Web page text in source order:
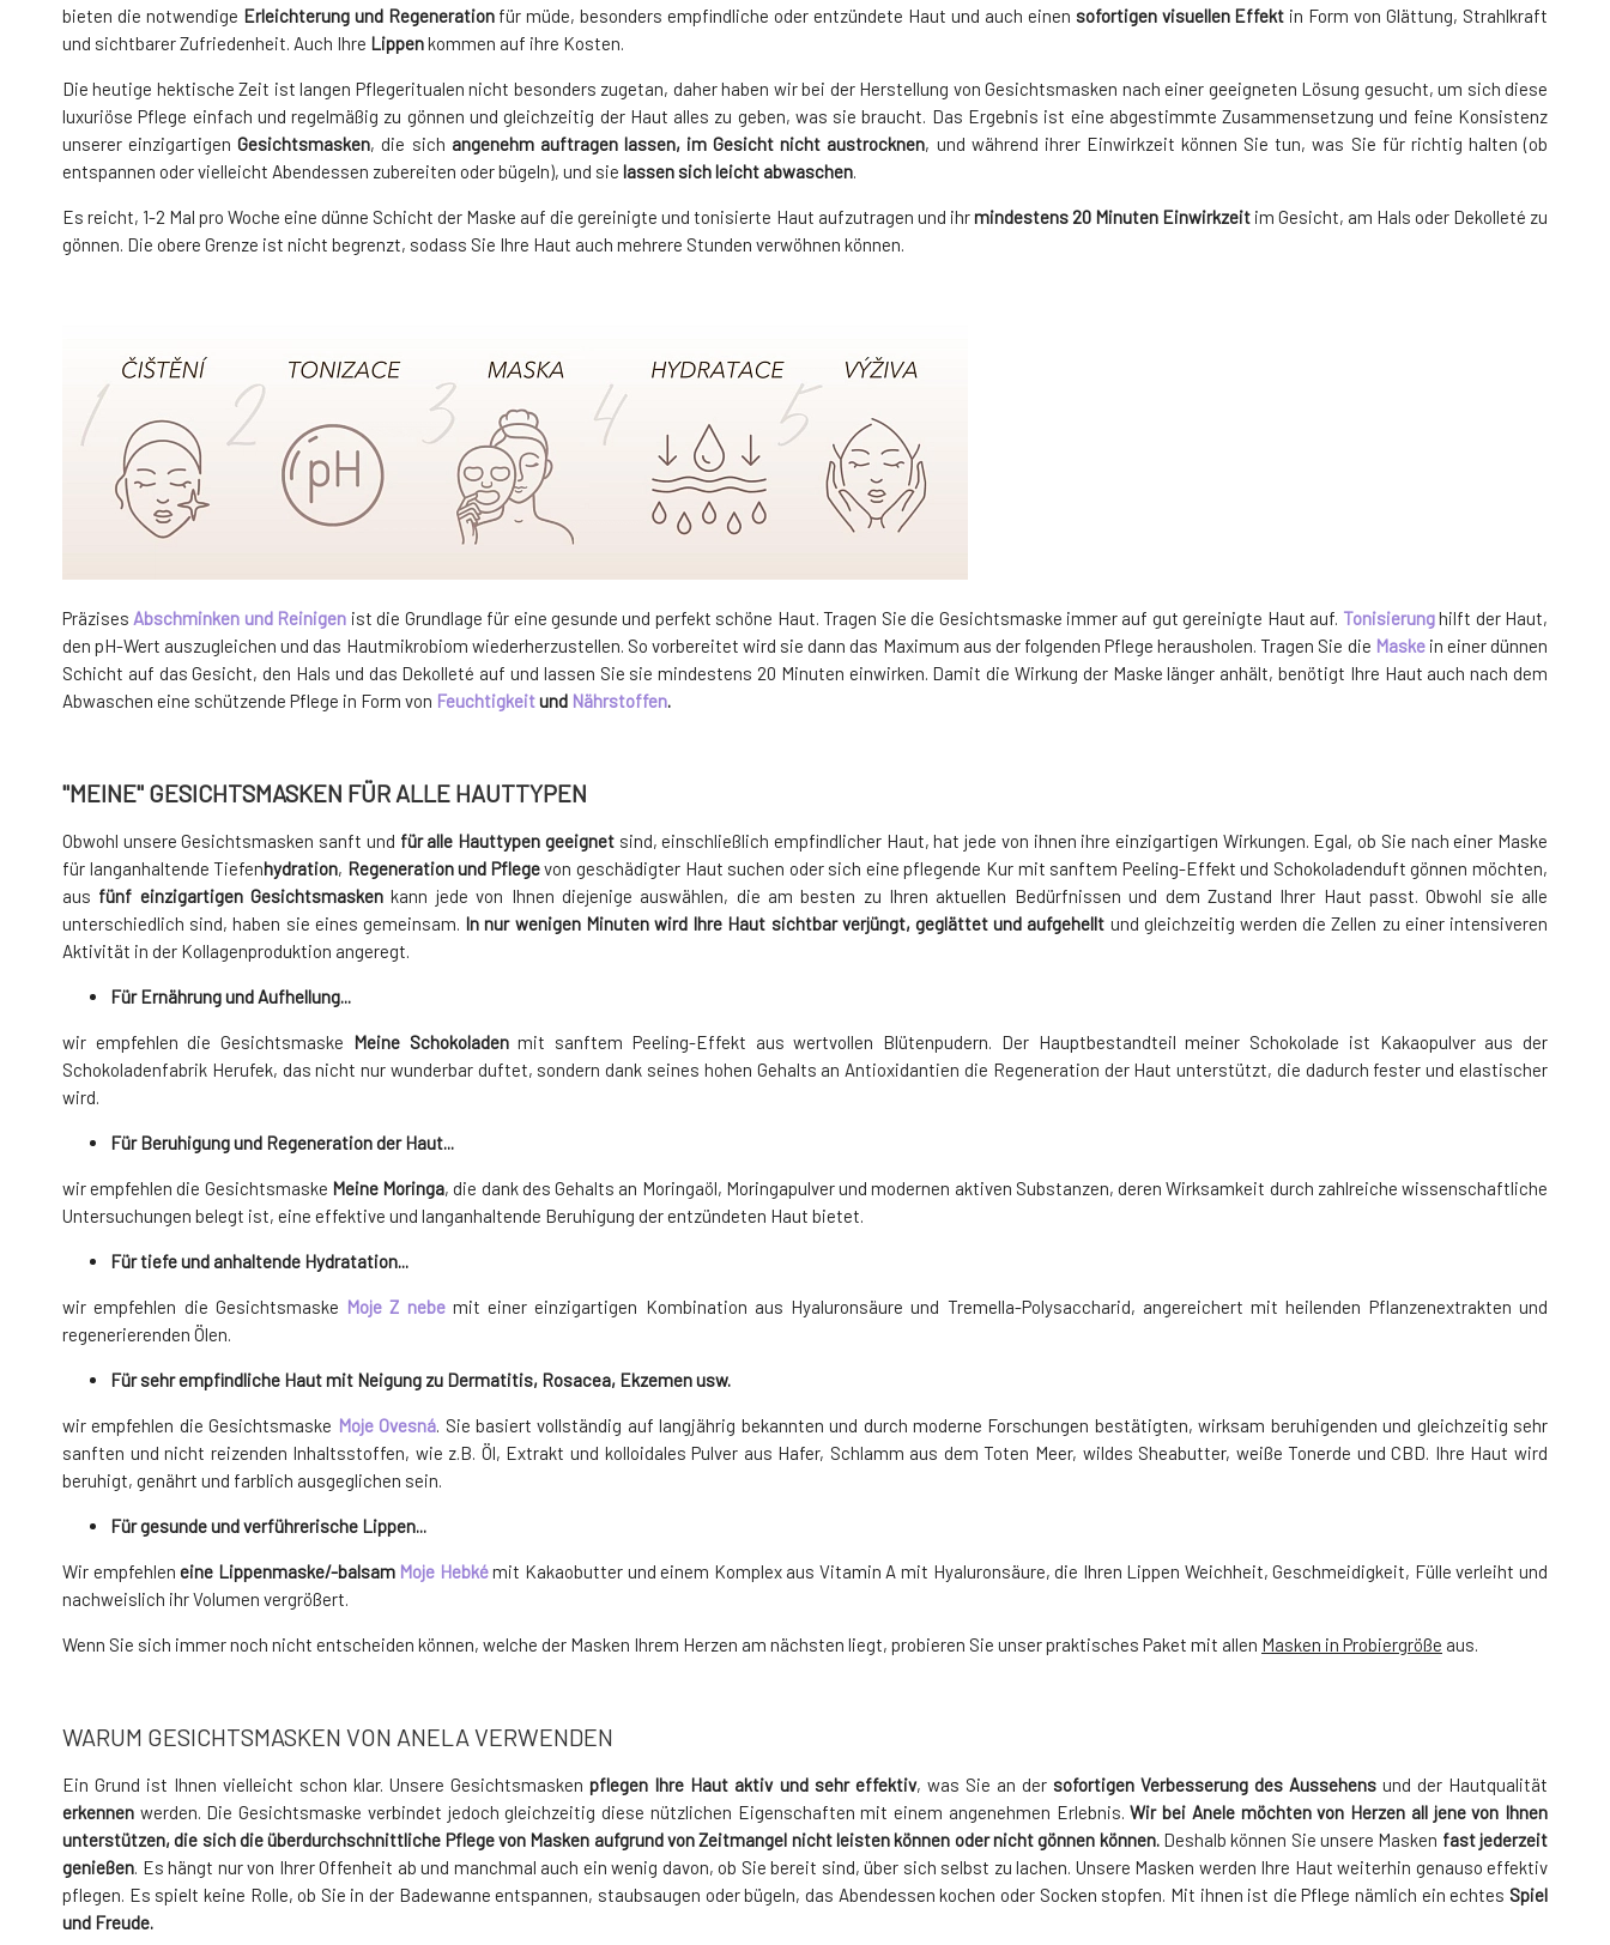
bieten die notwendige Erleichterung und Regenerationfür müde, besonders empfindliche oder entzündete Haut und auch einen sofortigen visuellen Effekt in Form von Glättung, Strahlkraft
und sichtbarer Zufriedenheit. Auch Ihre Lippenkommen auf ihre Kosten.
Die heutige hektische Zeit ist langen Pflegeritualen nicht besonders zugetan, daher haben wir bei der Herstellung von Gesichtsmasken nach einer geeigneten Lösung gesucht, um sich diese
luxuriöse Pflege einfach und regelmäßig zu gönnen und gleichzeitig der Haut alles zu geben, was sie braucht. Das Ergebnis ist eine abgestimmte Zusammensetzung und feine Konsistenz
unserer einzigartigenGesichtsmasken, die sich angenehm auftragen lassen, im Gesicht nicht austrocknen, und während ihrer Einwirkzeit können Sie tun, was Sie für richtig halten (ob
entspannen oder vielleicht Abendessen zubereiten oder bügeln), und sie lassen sich leicht abwaschen
Es reicht, 1-2 Mal pro Woche eine dünne Schicht der Maske auf die gereinigte und tonisierte Haut aufzutragen und ihrmindestens 20 Minuten Einwirkzeitim Gesicht, am Hals oder Dekolleté zu
gönnen. Die obere Grenze ist nicht begrenzt, sodass Sie Ihre Haut auch mehrere Stunden verwöhnen können.
Präzises Abschminken und Reinigen ist die Grundlage für eine gesunde und perfekt schöne Haut. Tragen Sie die Gesichtsmaske immer auf gut gereinigte Haut auf. Tonisierunghilft der Haut,
den pH-Wert auszugleichen und das Hautmikrobiom wiederherzustellen. So vorbereitet wird sie dann das Maximum aus der folgenden Pflege herausholen. Tragen Sie die Maskein einer dünnen
Schicht auf das Gesicht, den Hals und das Dekolleté auf und lassen Sie sie mindestens 20 Minuten einwirken. Damit die Wirkung der Maske länger anhält, benötigt Ihre Haut auch nach dem
Abwaschen eine schützende Pflege in Form von Feuchtigkeitund Nährstoffen.
"MEINE" GESICHTSMASKEN FÜR ALLE HAUTTYPEN
Obwohl unsere Gesichtsmasken sanft und für alle Hauttypen geeignetsind, einschließlich empfindlicher Haut, hat jede von ihnen ihre einzigartigen Wirkungen. Egal, ob Sie nach einer Maske
für langanhaltende Tiefenhydration, Regeneration und Pflegevon geschädigter Haut suchen oder sich eine pflegende Kur mit sanftem Peeling-Effekt und Schokoladenduft gönnen möchten,
aus fünf einzigartigen Gesichtsmasken kann jede von Ihnen diejenige auswählen, die am besten zu Ihren aktuellen Bedürfnissen und dem Zustand Ihrer Haut passt. Obwohl sie alle
unterschiedlich sind, haben sie eines gemeinsam. In nur wenigen Minuten wird Ihre Haut sichtbar verjüngt, geglättet und aufgehellt und gleichzeitig werden die Zellen zu einer intensiveren
Aktivität in der Kollagenproduktion angeregt.
FürErnährungund Aufhellung...
wir empfehlendie Gesichtsmaske Meine Schokoladenmit sanftem Peeling-Effekt aus wertvollen Blütenpudern. Der Hauptbestandteil meiner Schokolade ist Kakaopulver aus der
Schokoladenfabrik Herufek, das nicht nur wunderbar duftet, sondern dank seines hohen Gehalts an Antioxidantien die Regeneration der Haut unterstützt, die dadurch fester und elastischer
wird.
Für Beruhigung und Regenerationder Haut...
wir empfehlen die Gesichtsmaske Meine Moringa, die dank des Gehalts an Moringaöl, Moringapulver und modernen aktiven Substanzen, deren Wirksamkeit durch zahlreiche wissenschaftliche
Untersuchungen belegt ist, eine effektive und langanhaltende Beruhigung der entzündeten Haut bietet.
Fürtiefe und anhaltende Hydratation...
wir empfehlen die Gesichtsmaske Moje Z nebemit einer einzigartigen Kombination aus Hyaluronsäure und Tremella-Polysaccharid, angereichert mit heilenden Pflanzenextrakten und
regenerierenden Ölen.
Für sehr empfindliche Hautmit Neigung zu Dermatitis, Rosacea, Ekzemen usw.
wir empfehlen die Gesichtsmaske Moje Ovesná. Sie basiert vollständig auf langjährig bekannten und durch moderne Forschungen bestätigten, wirksam beruhigenden und gleichzeitig sehr
sanften und nicht reizenden Inhaltsstoffen, wie z.B. Öl, Extrakt und kolloidales Pulver aus Hafer, Schlamm aus dem Toten Meer, wildes Sheabutter, weiße Tonerde und CBD. Ihre Haut wird
beruhigt, genährt und farblich ausgeglichen sein.
Für gesunde und verführerische Lippen...
Wir empfehleneine Lippenmaske/-balsam Moje Hebkémit Kakaobutter und einem Komplex aus Vitamin A mit Hyaluronsäure, die Ihren Lippen Weichheit, Geschmeidigkeit, Fülle verleiht und
nachweislich ihr Volumen vergrößert.
Wenn Sie sich immer noch nicht entscheiden können, welche der Masken Ihrem Herzen am nächsten liegt, probieren Sie unser praktisches Paket mit allen Masken in Probiergröße aus.
WARUM GESICHTSMASKEN VON ANELA VERWENDEN
Ein Grund ist Ihnen vielleicht schon klar. Unsere Gesichtsmaskenpflegen Ihre Haut aktiv und sehr effektiv, was Sie an der sofortigen Verbesserung des Aussehensund der Hautqualität
erkennen werden. Die Gesichtsmaske verbindet jedoch gleichzeitig diese nützlichen Eigenschaften mit einem angenehmen Erlebnis.Wir bei Anele möchten von Herzen all jene von Ihnen
unterstützen, die sich die überdurchschnittliche Pflege von Masken aufgrund von Zeitmangel nicht leisten können oder nicht gönnen können. Deshalb können Sie unsere Masken fast jederzeit
genießen. Es hängt nur von Ihrer Offenheit ab und manchmal auch ein wenig davon, ob Sie bereit sind, über sich selbst zu lachen. Unsere Masken werden Ihre Haut weiterhin genauso effektiv
pflegen. Es spielt keine Rolle, ob Sie in der Badewanne entspannen, staubsaugen oder bügeln, das Abendessen kochen oder Socken stopfen. Mit ihnen ist die Pflege nämlich ein echtes Spiel
und Freude.